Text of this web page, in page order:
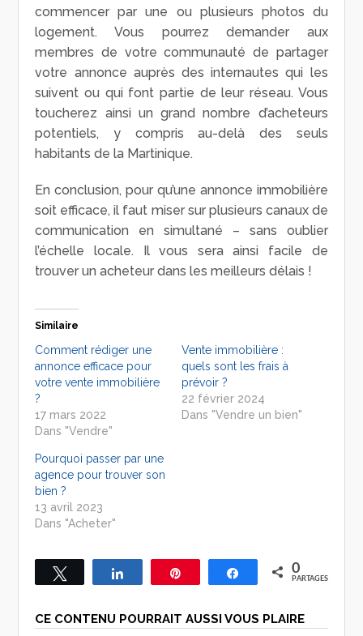
commencer par une ou plusieurs photos du
logement. Vous pourrez demander aux
membres de votre communauté de partager
votre annonce auprès des internautes qui les
suivent ou qui font partie de leur réseau. Vous
toucherez ainsi un grand nombre d’acheteurs
potentiels, y compris au-delà des seuls
habitants de la Martinique.
En conclusion, pour qu’une annonce immobilière
soit efficace, il faut miser sur plusieurs canaux de
communication en simultané – sans oublier
l’échelle locale. Il vous sera ainsi facile de
trouver un acheteur dans les meilleurs délais !
Similaire
Comment rédiger une
annonce efficace pour
votre vente immobilière
?
17 mars 2022
Dans "Vendre"
Vente immobilière :
quels sont les frais à
prévoir ?
22 février 2024
Dans "Vendre un bien"
Pourquoi passer par une
agence pour trouver son
bien ?
13 avril 2023
Dans "Acheter"
Tweetez Partagez Épingle Partagez0
PARTAGES
CE CONTENU POURRAIT AUSSI VOUS PLAIRE